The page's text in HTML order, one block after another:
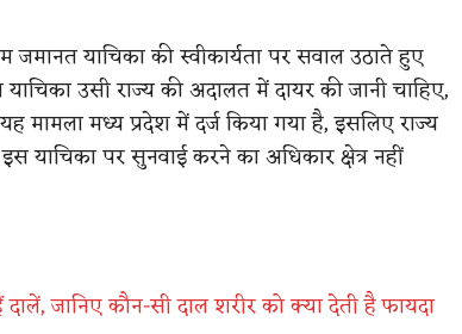
जमानत याचिका की स्वीकार्यता पर सवाल उठाते हुए
उसी राज्य की अदालत में दायर की जानी चाहिए,
मध्य प्रदेश में दर्ज किया गया है, इसलिए राज्य
याचिका पर सुनवाई करने का अधिकार क्षेत्र नहीं
जानिए कौन-सी दाल शरीर को क्या देती है फायदा